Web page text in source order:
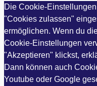
Die Cookie-
"Cookies zulassen"
ermöglichen. Wenn du
Cookie-Einstellungen
"Akzeptieren" klickst,
Dann können auch
Youtube oder Google